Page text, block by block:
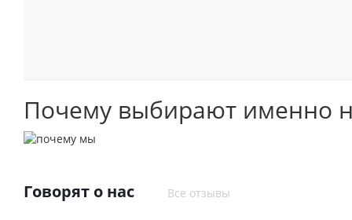
Почему выбирают именно
Говорят о нас Все отзывы